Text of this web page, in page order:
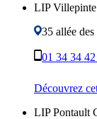
LIP
35 allée
01 34 34
Découvrez
LIP Pontault